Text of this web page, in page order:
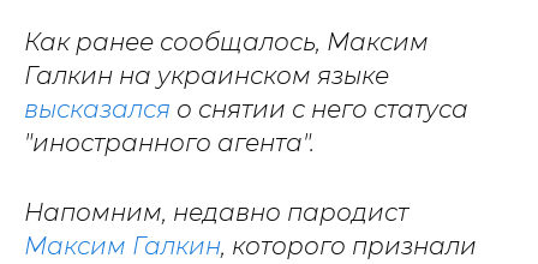
Как ранее сообщалось, Максим
Галкин на украинском языке
высказался о снятии с него статуса
"иностранного агента".
Напомним, недавно пародист
Максим Галкин, которого признали